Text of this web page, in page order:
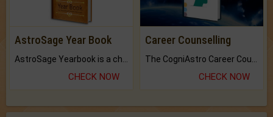
AstroSage Year Book
CHECK NOW
Career Counselling
CHECK NOW